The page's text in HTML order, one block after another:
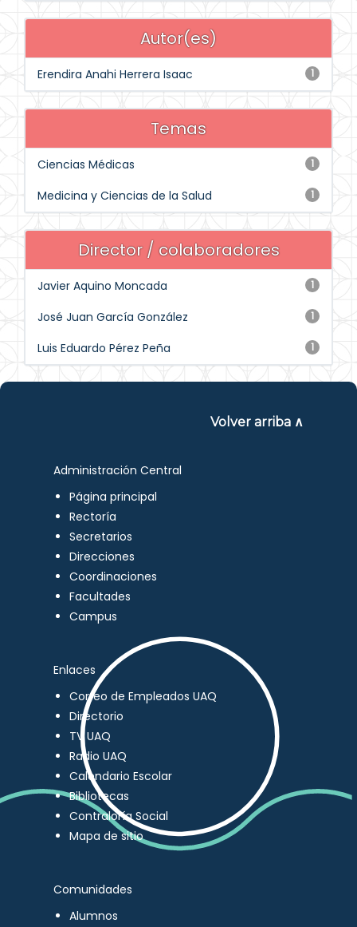
Autor(es)
1
Erendira Anahi Herrera Isaac
Temas
1
Ciencias Médicas
1
Medicina y Ciencias de la Salud
Director / colaboradores
1
Javier Aquino Moncada
1
José Juan García González
1
Luis Eduardo Pérez Peña
Volver arriba ∧
Administración Central
Página principal
Rectoría
Secretarios
Direcciones
Coordinaciones
Facultades
Campus
Enlaces
Correo de Empleados UAQ
Directorio
TV UAQ
Radio UAQ
Calendario Escolar
Bibliotecas
Contraloría Social
Mapa de sitio
Comunidades
Alumnos